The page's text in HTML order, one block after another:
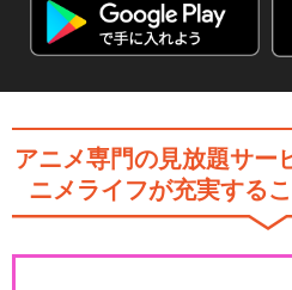
アニメ専門の見放題サー
ニメライフが充実する